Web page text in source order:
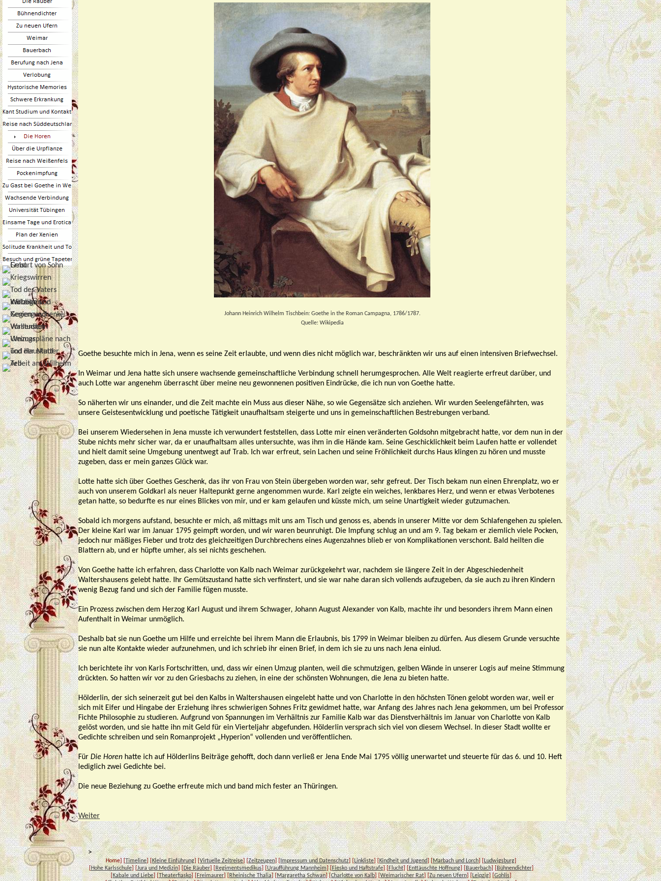
Johann Heinrich Wilhelm Tischbein: Goethe in the Roman Campagna, 1786/1787.
Quelle: Wikipedia
Goethe besuchte mich in Jena, wenn es seine Zeit erlaubte, und wenn dies nicht möglich war, beschränkten wir uns auf einen intensiven Briefwechsel.
In Weimar und Jena hatte sich unsere wachsende gemeinschaftliche Verbindung schnell herumgesprochen. Alle Welt reagierte erfreut darüber, und
auch Lotte war angenehm überrascht über meine neu gewonnenen positiven Eindrücke, die ich nun von Goethe hatte.
So näherten wir uns einander, und die Zeit machte ein Muss aus dieser Nähe, so wie Gegensätze sich anziehen. Wir wurden Seelengefährten, was
unsere Geistesentwicklung und poetische Tätigkeit unaufhaltsam steigerte und uns in gemeinschaftlichen Bestrebungen verband.
Bei unserem Wiedersehen in Jena musste ich verwundert feststellen, dass Lotte mir einen veränderten Goldsohn mitgebracht hatte, vor dem nun in der
Stube nichts mehr sicher war, da er unaufhaltsam alles untersuchte, was ihm in die Hände kam. Seine Geschicklichkeit beim Laufen hatte er vollendet
und hielt damit seine Umgebung unentwegt auf Trab. Ich war erfreut, sein Lachen und seine Fröhlichkeit durchs Haus klingen zu hören und musste
zugeben, dass er mein ganzes Glück war.
Lotte hatte sich über Goethes Geschenk, das ihr von Frau von Stein übergeben worden war, sehr gefreut. Der Tisch bekam nun einen Ehrenplatz, wo er
auch von unserem Goldkarl als neuer Haltepunkt gerne angenommen wurde. Karl zeigte ein weiches, lenkbares Herz, und wenn er etwas Verbotenes
getan hatte, so bedurfte es nur eines Blickes von mir, und er kam gelaufen und küsste mich, um seine Unartigkeit wieder gutzumachen.
Sobald ich morgens aufstand, besuchte er mich, aß mittags mit uns am Tisch und genoss es, abends in unserer Mitte vor dem Schlafengehen zu spielen.
Der kleine Karl war im Januar 1795 geimpft worden, und wir waren beunruhigt. Die Impfung schlug an und am 9. Tag bekam er ziemlich viele Pocken,
jedoch nur mäßiges Fieber und trotz des gleichzeitigen Durchbrechens eines Augenzahnes blieb er von Komplikationen verschont. Bald heilten die
Blattern ab, und er hüpfte umher, als sei nichts geschehen.
Von Goethe hatte ich erfahren, dass Charlotte von Kalb nach Weimar zurückgekehrt war, nachdem sie längere Zeit in der Abgeschiedenheit
Waltershausens gelebt hatte. Ihr Gemütszustand hatte sich verfinstert, und sie war nahe daran sich vollends aufzugeben, da sie auch zu ihren Kindern
wenig Bezug fand und sich der Familie fügen musste.
Ein Prozess zwischen dem Herzog Karl August und ihrem Schwager, Johann August Alexander von Kalb, machte ihr und besonders ihrem Mann einen
Aufenthalt in Weimar unmöglich.
Deshalb bat sie nun Goethe um Hilfe und erreichte bei ihrem Mann die Erlaubnis, bis 1799 in Weimar bleiben zu dürfen. Aus diesem Grunde versuchte
sie nun alte Kontakte wieder aufzunehmen, und ich schrieb ihr einen Brief, in dem ich sie zu uns nach Jena einlud.
Ich berichtete ihr von Karls Fortschritten, und, dass wir einen Umzug planten, weil die schmutzigen, gelben Wände in unserer Logis auf meine Stimmung
drückten. So hatten wir vor zu den Griesbachs zu ziehen, in eine der schönsten Wohnungen, die Jena zu bieten hatte.
Hölderlin, der sich seinerzeit gut bei den Kalbs in Waltershausen eingelebt hatte und von Charlotte in den höchsten Tönen gelobt worden war, weil er
sich mit Eifer und Hingabe der Erziehung ihres schwierigen Sohnes Fritz gewidmet hatte, war Anfang des Jahres nach Jena gekommen, um bei Professor
Fichte Philosophie zu studieren. Aufgrund von Spannungen im Verhältnis zur Familie Kalb war das Dienstverhältnis im Januar von Charlotte von Kalb
gelöst worden, und sie hatte ihn mit Geld für ein Vierteljahr abgefunden. Hölderlin versprach sich viel von diesem Wechsel. In dieser Stadt wollte er
Gedichte schreiben und sein Romanprojekt „Hyperion“ vollenden und veröffentlichen.
Für Die Horen hatte ich auf Hölderlins Beiträge gehofft, doch dann verließ er Jena Ende Mai 1795 völlig unerwartet und steuerte für das 6. und 10. Heft
lediglich zwei Gedichte bei.
Die neue Beziehung zu Goethe erfreute mich und band mich fester an Thüringen.
Weiter
>
Home] [Timeline ] [Kleine Einführung Virtuelle Zeitreise] [Zeitzeugen] [Impressum und Datenschutz] [ Linkliste] [Kindheit und Jugend] [ Marbach und Lorch] [Ludwigsburg]
[ Hohe Karlsschule] [Jura und Medizin] [ Die Räuber] [ Regimentsmedikus] [Uraufführung Mannheim] [ Fiesko und Haftstrafe] [Flucht] [Enttäuschte Hoffnung] [ Bauerbach] [Bühnendichter]
[Kabale und Liebe] [Theaterfiasko] [ Freimaurer Rheinische Thalia] [Margaretha Schwan] [Charlotte von Kalb ] [ Weimarischer Rat ] [Zu neuen Ufern] [Leipzig] [Gohlis]